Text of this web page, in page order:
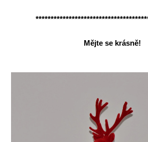
Mějte se krásně!